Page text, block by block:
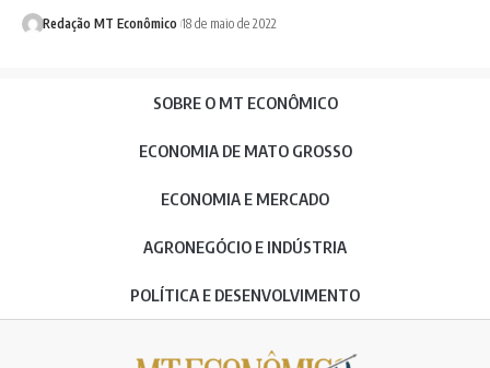
Redação MT Econômico 18 de maio de 2022
SOBRE O MT ECONÔMICO
ECONOMIA DE MATO GROSSO
ECONOMIA E MERCADO
AGRONEGÓCIO E INDÚSTRIA
POLÍTICA E DESENVOLVIMENTO